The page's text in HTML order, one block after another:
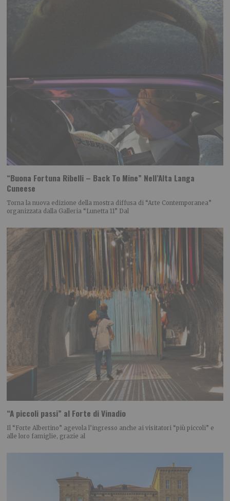
“Buona Fortuna Ribelli – Back To Mine” Nell’Alta Langa
Cuneese
Torna la nuova edizione della mostra diffusa di “Arte Contemporanea”
organizzata dalla Galleria “Lunetta 11” Dal
“A piccoli passi” al Forte di Vinadio
Il “Forte Albertino” agevola l’ingresso anche ai visitatori “più piccoli” e
alle loro famiglie, grazie al